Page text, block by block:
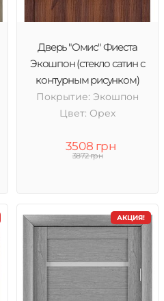
Дверь "Омис" Фиеста
Экошпон (стекло сатин с
контурным рисунком)
Покрытие: Экошпон
Цвет: Орех
3508 грн
3872 грн
АКЦИЯ!